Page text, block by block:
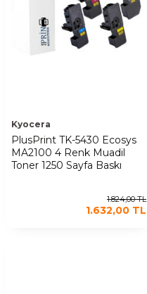
Kyocera
PlusPrint TK-5430 Ecosys
MA2100 4 Renk Muadil
Toner 1250 Sayfa Baskı
1.824,00TL
1.632,00 TL